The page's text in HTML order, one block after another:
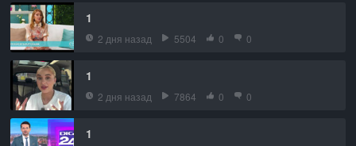
1
2 дня назад 5504 0 0
1
2 дня назад 7864 0 0
1